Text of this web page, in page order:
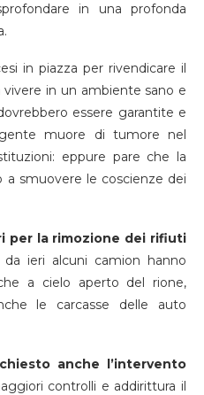
in una profonda
in piazza per rivendicare il
in un ambiente sano e
essere garantite e
muore di tumore nel
eppure pare che la
a smuovere le coscienze dei
per la rimozione dei rifiuti
da ieri alcuni camion hanno
a cielo aperto del rione,
le carcasse delle auto
anche l’intervento
controlli e addirittura il